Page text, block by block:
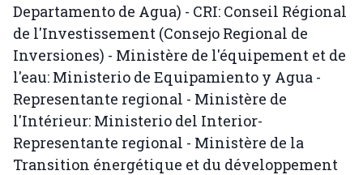
Departamento de Agua) - CRI: Conseil Régional
de l'Investissement (Consejo Regional de
Inversiones) - Ministère de l'équipement et de
l'eau: Ministerio de Equipamiento y Agua -
Representante regional - Ministère de
l'Intérieur: Ministerio del Interior-
Representante regional - Ministère de la
Transition énergétique et du développement